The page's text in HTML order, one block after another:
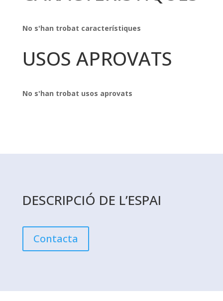
No s'han trobat característiques
USOS APROVATS
No s'han trobat usos aprovats
DESCRIPCIÓ DE L’ESPAI
Contacta